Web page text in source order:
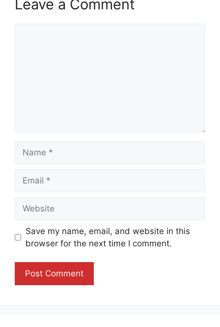
Leave a Comment
Save my name, email, and website in this
browser for the next time I comment.